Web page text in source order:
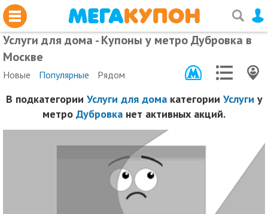
Услуги для дома - Купоны у метро Дубровка в
Москве
Новые Популярные Рядом
В подкатегории Услуги для домакатегории Услуги у
метро Дубровка нет активных акций.